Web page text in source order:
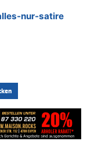
nur-satire